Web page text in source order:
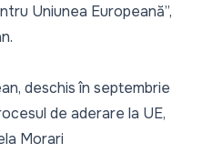
Uniunea Europeană”,
deschis în septembrie
de aderare la UE,
Morari